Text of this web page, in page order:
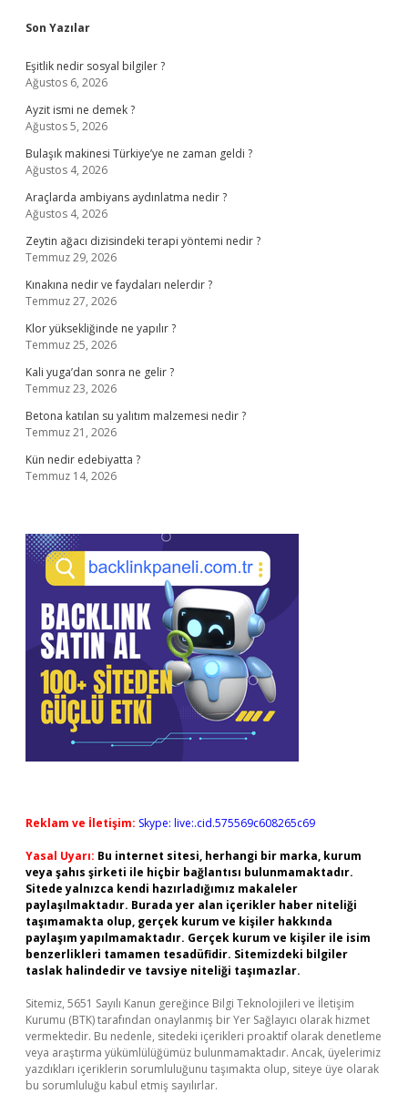
Sidebar
Son Yazılar
Eşitlik nedir sosyal bilgiler ?
Ağustos 6, 2026
Ayzit ismi ne demek ?
Ağustos 5, 2026
Bulaşık makinesi Türkiye’ye ne zaman geldi ?
Ağustos 4, 2026
Araçlarda ambiyans aydınlatma nedir ?
Ağustos 4, 2026
Zeytin ağacı dizisindeki terapi yöntemi nedir ?
Temmuz 29, 2026
Kınakına nedir ve faydaları nelerdir ?
Temmuz 27, 2026
Klor yüksekliğinde ne yapılır ?
Temmuz 25, 2026
Kali yuga’dan sonra ne gelir ?
Temmuz 23, 2026
Betona katılan su yalıtım malzemesi nedir ?
Temmuz 21, 2026
Kün nedir edebiyatta ?
Temmuz 14, 2026
Reklam ve İletişim: Skype: live:.cid.575569c608265c69
Yasal Uyarı: Bu internet sitesi, herhangi bir marka, kurum
veya şahıs şirketi ile hiçbir bağlantısı bulunmamaktadır.
Sitede yalnızca kendi hazırladığımız makaleler
paylaşılmaktadır. Burada yer alan içerikler haber niteliği
taşımamakta olup, gerçek kurum ve kişiler hakkında
paylaşım yapılmamaktadır. Gerçek kurum ve kişiler ile isim
benzerlikleri tamamen tesadüfidir. Sitemizdeki bilgiler
taslak halindedir ve tavsiye niteliği taşımazlar.
Sitemiz, 5651 Sayılı Kanun gereğince Bilgi Teknolojileri ve İletişim
Kurumu (BTK) tarafından onaylanmış bir Yer Sağlayıcı olarak hizmet
vermektedir. Bu nedenle, sitedeki içerikleri proaktif olarak denetleme
veya araştırma yükümlülüğümüz bulunmamaktadır. Ancak, üyelerimiz
yazdıkları içeriklerin sorumluluğunu taşımakta olup, siteye üye olarak
bu sorumluluğu kabul etmiş sayılırlar.